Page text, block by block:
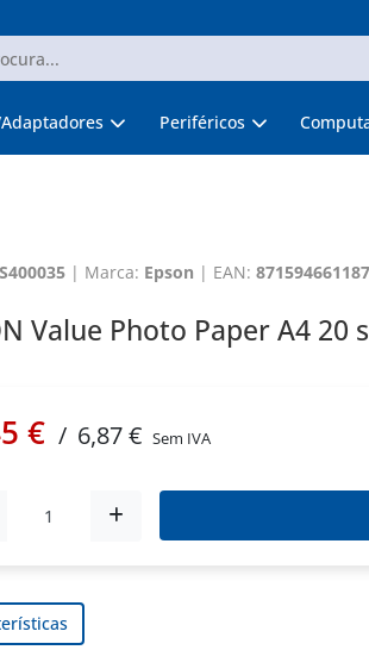
Periféricos
| Marca: Epson | EAN:
Value Photo Paper A4 20
€ / 6,87 € Sem IVA